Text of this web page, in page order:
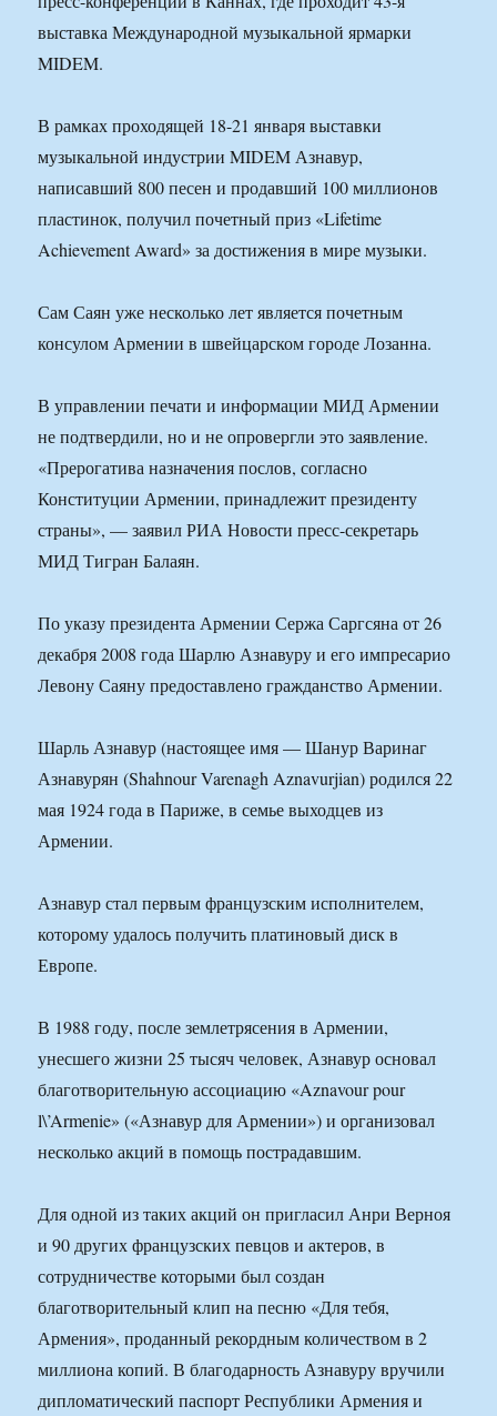
выставка Международной музыкальной ярмарки
MIDEM.
В рамках проходящей 18-21 января выставки
музыкальной индустрии MIDEM Азнавур,
написавший 800 песен и продавший 100 миллионов
пластинок, получил почетный приз «Lifetime
Achievement Award» за достижения в мире музыки.
Сам Саян уже несколько лет является почетным
консулом Армении в швейцарском городе Лозанна.
В управлении печати и информации МИД Армении
не подтвердили, но и не опровергли это заявление.
«Прерогатива назначения послов, согласно
Конституции Армении, принадлежит президенту
страны», — заявил РИА Новости пресс-секретарь
МИД Тигран Балаян.
По указу президента Армении Сержа Саргсяна от 26
декабря 2008 года Шарлю Азнавуру и его импресарио
Левону Саяну предоставлено гражданство Армении.
Шарль Азнавур (настоящее имя — Шанур Варинаг
Азнавурян (Shahnour Varenagh Aznavurjian) родился 22
мая 1924 года в Париже, в семье выходцев из
Армении.
Азнавур стал первым французским исполнителем,
которому удалось получить платиновый диск в
Европе.
В 1988 году, после землетрясения в Армении,
унесшего жизни 25 тысяч человек, Азнавур основал
благотворительную ассоциацию «Aznavour pour
l\’Armеnie» («Азнавур для Армении») и организовал
несколько акций в помощь пострадавшим.
Для одной из таких акций он пригласил Анри Верноя
и 90 других французских певцов и актеров, в
сотрудничестве которыми был создан
благотворительный клип на песню «Для тебя,
Армения», проданный рекордным количеством в 2
миллиона копий. В благодарность Азнавуру вручили
дипломатический паспорт Республики Армения и